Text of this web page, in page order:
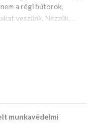
a régi bútorok,
veszünk. Nézzük, ...
munkavédelmi